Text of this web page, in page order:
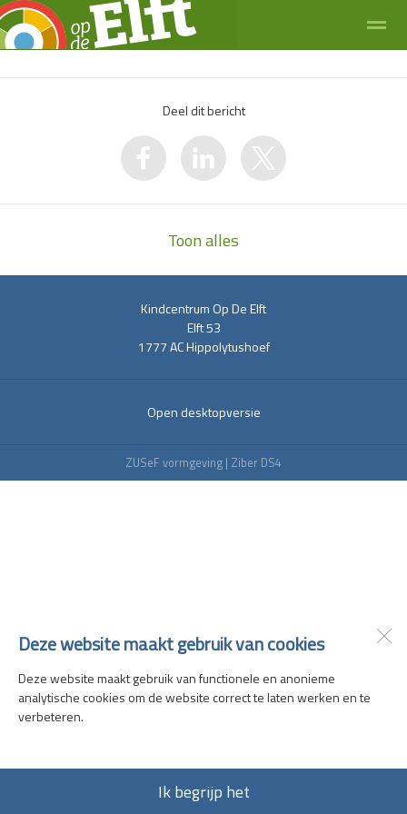
Bellen E-mail
Deze website maakt gebruik van cookies
Deze website maakt gebruik van functionele en anonieme
analytische cookies om de website correct te laten werken en te
verbeteren.
Ik begrijp het
Deel dit bericht
Toon alles
Kindcentrum Op De Elft
Elft 53
1777 ACHippolytushoef
Open desktopversie
ZUSeF vormgeving | Ziber DS4